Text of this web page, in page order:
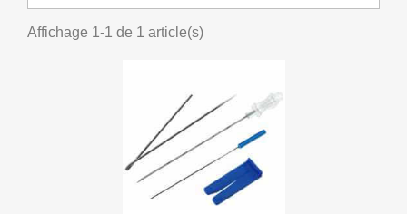
Affichage 1-1 de 1 article(s)